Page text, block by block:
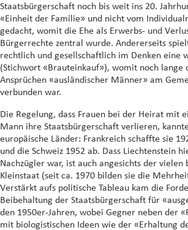
Staatsbürgerschaft noch bis weit ins 20.
«Einheit der Familie» und nicht vom
gedacht, womit die Ehe als Erwerbs- und
Bürgerrechte zentral wurde. Andererseits
rechtlich und gesellschaftlich im Denken eine
(Stichwort «Brauteinkauf»), womit noch lange
Ansprüchen «ausländischer Männer» am
verbunden war.
Die Regelung, dass Frauen bei der Heirat mit
Mann ihre Staatsbürgerschaft verlieren,
europäische Länder: Frankreich schaffte sie
und die Schweiz 1952 ab. Dass Liechtenstein
Nachzügler war, ist auch angesichts der vielen
Kleinstaat (seit ca. 1970 bilden sie die
Verstärkt aufs politische Tableau kam die
Beibehaltung der Staatsbürgerschaft für
den 1950er-Jahren, wobei Gegner neben der
mit biologistischen Ideen wie der «Erhaltung